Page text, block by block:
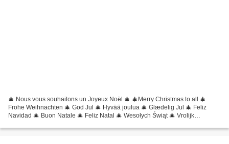
🎄 Nous vous souhaitons un Joyeux Noël 🎄 🎄Merry Christmas to all 🎄
Frohe Weihnachten 🎄 God Jul 🎄 Hyvää joulua 🎄 Glædelig Jul 🎄 Feliz
Navidad 🎄 Buon Natale 🎄 Feliz Natal 🎄 Wesołych Świąt 🎄 Vrolijk